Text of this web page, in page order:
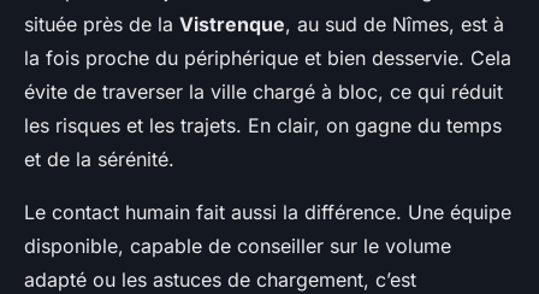
située près de la Vistrenque, au sud de Nîmes, est à
la fois proche du périphérique et bien desservie. Cela
évite de traverser la ville chargé à bloc, ce qui réduit
les risques et les trajets. En clair, on gagne du temps
et de la sérénité.
Le contact humain fait aussi la différence. Une équipe
disponible, capable de conseiller sur le volume
adapté ou les astuces de chargement, c’est